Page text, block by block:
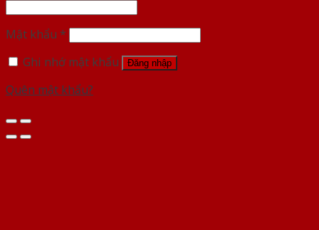
Mật khẩu *
Ghi nhớ mật khẩu
Đăng nhập
Quên mật khẩu?